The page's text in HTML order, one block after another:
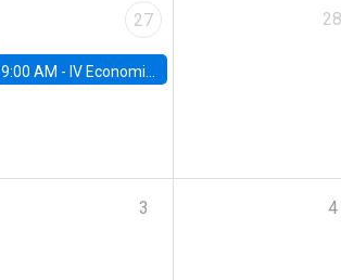
27
9:00 AM - IV Economics Alumni Workshop
28
3 4